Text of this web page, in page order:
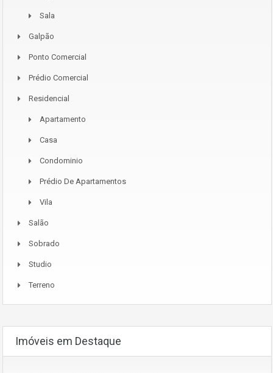
Sala
Galpão
Ponto Comercial
Prédio Comercial
Residencial
Apartamento
Casa
Condominio
Prédio De Apartamentos
Vila
Salão
Sobrado
Studio
Terreno
Imóveis em Destaque